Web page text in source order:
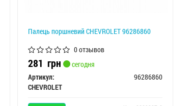
Палець поршневий CHEVROLET 96286860
0 отзывов
281грн
сегодня
Артикул:
96286860
CHEVROLET